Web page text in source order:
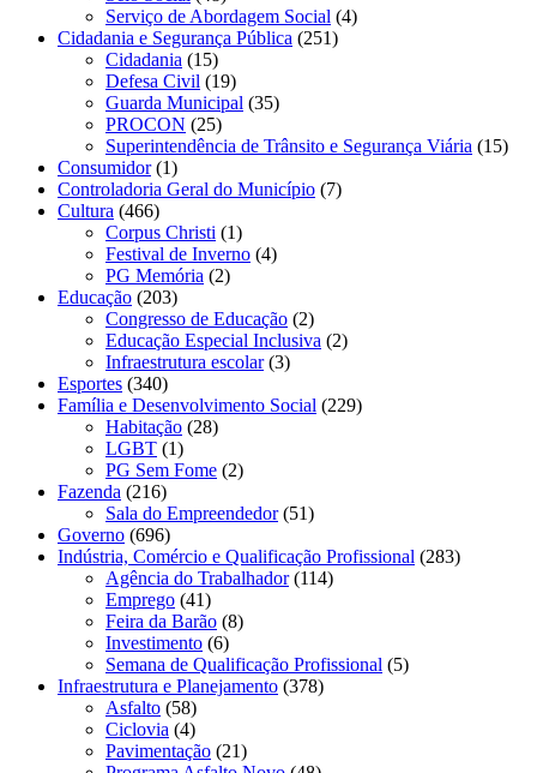
Serviço de Abordagem Social (4)
Cidadania e Segurança Pública (251)
Cidadania (15)
Defesa Civil (19)
Guarda Municipal (35)
PROCON (25)
Superintendência de Trânsito e Segurança Viária (15)
Consumidor(1)
Controladoria Geral do Município (7)
Cultura (466)
Corpus Christi (1)
Festival de Inverno (4)
PG Memória (2)
Educação (203)
Congresso de Educação (2)
Educação Especial Inclusiva (2)
Infraestrutura escolar(3)
Esportes (340)
Família e Desenvolvimento Social (229)
Habitação (28)
LGBT (1)
PG Sem Fome (2)
Fazenda (216)
Sala do Empreendedor(51)
Governo (696)
Indústria, Comércio e Qualificação Profissional (283)
Agência do Trabalhador(114)
Emprego (41)
Feira da Barão (8)
Investimento (6)
Semana de Qualificação Profissional (5)
Infraestrutura e Planejamento (378)
Asfalto (58)
Ciclovia (4)
Pavimentação (21)